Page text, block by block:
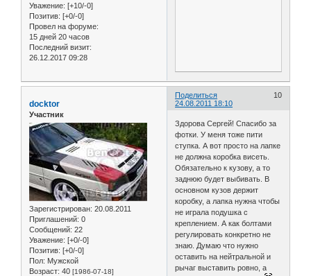
Уважение: [+10/-0]
Позитив: [+0/-0]
Провел на форуме:
15 дней 20 часов
Последний визит:
26.12.2017 09:28
Поделиться
10
24.08.2011 18:10
docktor
Участник
Зарегистрирован: 20.08.2011
Приглашений: 0
Сообщений: 22
Уважение: [+0/-0]
Позитив: [+0/-0]
Пол: Мужской
Возраст: 40 [1986-07-18]
Здорова Сергей! Спасибо за
фотки. У меня тоже пити
ступка. А вот просто на лапке
не должна коробка висеть.
Обязательно к кузову, а то
заднюю будет выбивать. В
основном кузов держит
коробку, а лапка нужна чтобы
не играла подушка с
креплением. А как болтами
регулировать конкретно не
знаю. Думаю что нужно
оставить на нейтральной и
рычаг выставить ровно, а